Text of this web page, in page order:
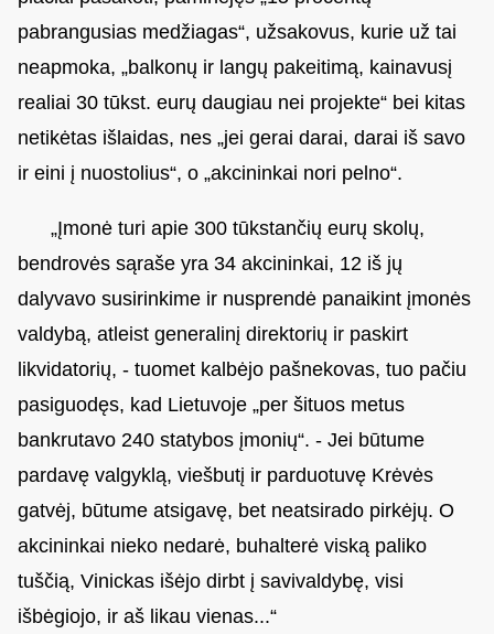
pabrangusias medžiagas“, užsakovus, kurie už tai
neapmoka, „balkonų ir langų pakeitimą, kainavusį
realiai 30 tūkst. eurų daugiau nei projekte“ bei kitas
netikėtas išlaidas, nes „jei gerai darai, darai iš savo
ir eini į nuostolius“, o „akcininkai nori pelno“.
„Įmonė turi apie 300 tūkstančių eurų skolų,
bendrovės sąraše yra 34 akcininkai, 12 iš jų
dalyvavo susirinkime ir nusprendė panaikint įmonės
valdybą, atleist generalinį direktorių ir paskirt
likvidatorių, - tuomet kalbėjo pašnekovas, tuo pačiu
pasiguodęs, kad Lietuvoje „per šituos metus
bankrutavo 240 statybos įmonių“. - Jei būtume
pardavę valgyklą, viešbutį ir parduotuvę Krėvės
gatvėj, būtume atsigavę, bet neatsirado pirkėjų. O
akcininkai nieko nedarė, buhalterė viską paliko
tuščią, Vinickas išėjo dirbt į savivaldybę, visi
išbėgiojo, ir aš likau vienas...“